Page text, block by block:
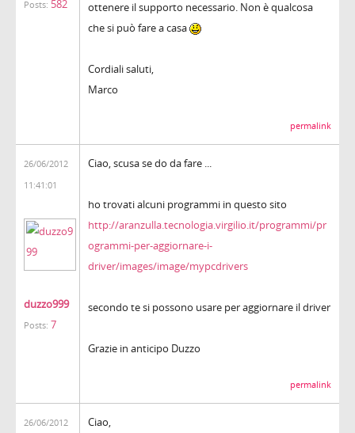
Posts: 582
ottenere il supporto necessario. Non è qualcosa
che si può fare a casa
Cordiali saluti,
Marco
permalink
26/06/2012
11:41:01
duzzo999
Posts: 7
Ciao, scusa se do da fare ...
ho trovati alcuni programmi in questo sito
http://aranzulla.tecnologia.virgilio.it/programmi/pr
ogrammi-per-aggiornare-i-
driver/images/image/mypcdrivers
secondo te si possono usare per aggiornare il driver
Grazie in anticipo Duzzo
permalink
26/06/2012
Ciao,